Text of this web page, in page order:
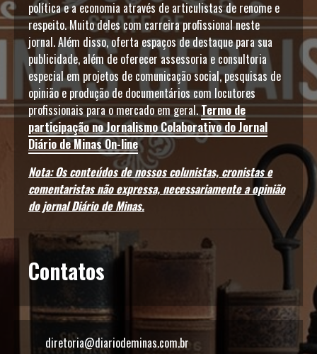
política e a economia através de articulistas de renome e
respeito. Muito deles com carreira profissional neste
jornal. Além disso, oferta espaços de destaque para sua
publicidade, além de oferecer assessoria e consultoria
especial em projetos de comunicação social, pesquisas de
opinião e produção de documentários com locutores
profissionais para o mercado em geral.Termo de
participação no Jornalismo Colaborativo do Jornal
Diário de Minas On-line
Nota: Os conteúdos de nossos colunistas, cronistas e
comentaristas não expressa, necessariamente a opinião
do jornal Diário de Minas.
Contatos
diretoria@diariodeminas.com.br